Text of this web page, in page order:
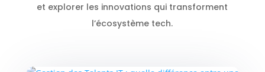
et explorer les innovations qui transforment
l’écosystème tech.